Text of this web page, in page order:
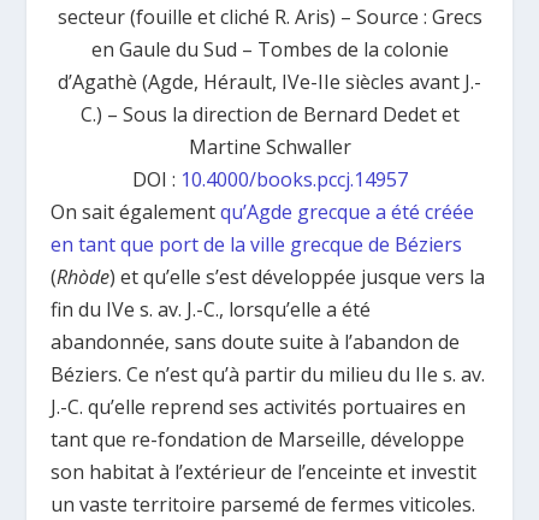
secteur (fouille et cliché R. Aris) – Source : Grecs
en Gaule du Sud – Tombes de la colonie
d’Agathè (Agde, Hérault, IVe-IIe siècles avant J.-
C.) – Sous la direction de Bernard Dedet et
Martine Schwaller
DOI : 10.4000/books.pccj.14957
On sait égalementqu’Agde grecque a été créée
en tant que port de la ville grecque de Béziers
(Rhòde) et qu’elle s’est développée jusque vers la
fin du IVe s. av. J.-C., lorsqu’elle a été
abandonnée, sans doute suite à l’abandon de
Béziers. Ce n’est qu’à partir du milieu du IIe s. av.
J.-C. qu’elle reprend ses activités portuaires en
tant que re-fondation de Marseille, développe
son habitat à l’extérieur de l’enceinte et investit
un vaste territoire parsemé de fermes viticoles.